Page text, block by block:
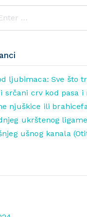
ljubimaca: Sve što
srčani crv kod pasa
njuškice ili
ukrštenog
ušnog kanala